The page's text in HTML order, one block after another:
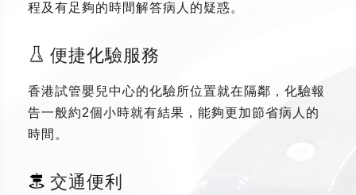
程及有足夠的時間解答病人的疑惑。
便捷化驗服務
香港試管嬰兒中心的化驗所位置就在隔鄰，化驗報
告一般約2個小時就有結果，能夠更加節省病人的
時間。
交通便利